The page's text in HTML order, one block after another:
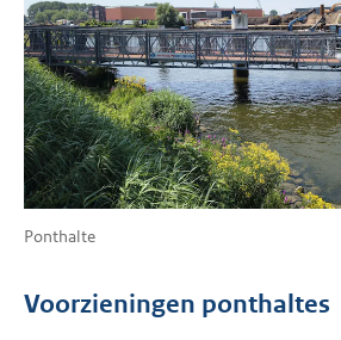
Ponthalte
Voorzieningen ponthaltes